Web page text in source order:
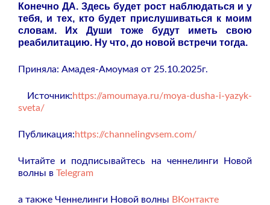
Конечно ДА. Здесь будет рост наблюдаться и у
тебя, и тех, кто будет прислушиваться к моим
словам. Их Души тоже будут иметь свою
реабилитацию. Ну что, до новой встречи тогда.
Приняла: Амадея-Амоумая от 25.10.2025г.
Источник:https://amoumaya.ru/moya-dusha-i-yazyk-
sveta/
Публикация:https://channelingvsem.com/
Читайте и подписывайтесь на ченнелинги Новой
волны в Telegram
а также Ченнелинги Новой волны ВКонтакте